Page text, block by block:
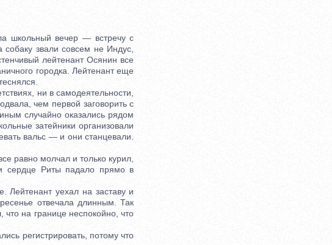
школьный вечер — встречу с
звали совсем не Индус,
лейтенант Осянин все
городка. Лейтенант еще
ни в самодеятельности,
чем первой заговорить с
случайно оказались рядом
затейники организовали
вальс — и они станцевали.
равно молчал и только курил,
сердце Риты падало прямо в
уехал на заставу и
отвечала длинным. Так
на границе неспокойно, что
регистрировать, потому что